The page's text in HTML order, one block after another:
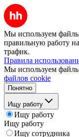
Мы используем
правильную работу
трафик.
Правила
Мы используем
файлов cookie
Понятно
Ищу работу
Ищу работу
Ищу работу
Ищу сотрудника